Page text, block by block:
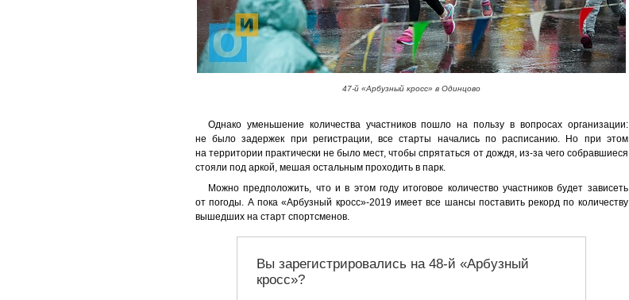
47-й «Арбузный кросс» в Одинцово
Однако уменьшение количества участников пошло на пользу в вопросах организации:
не было задержек при регистрации, все старты начались по расписанию. Но при этом
на территории практически не было мест, чтобы спрятаться от дождя, из-за чего собравшиеся
стояли под аркой, мешая остальным проходить в парк.
Можно предположить, что и в этом году итоговое количество участников будет зависеть
от погоды. А пока «Арбузный кросс»-2019 имеет все шансы поставить рекорд по количеству
вышедших на старт спортсменов.
Вы зарегистрировались на 48-й «Арбузный
кросс»?